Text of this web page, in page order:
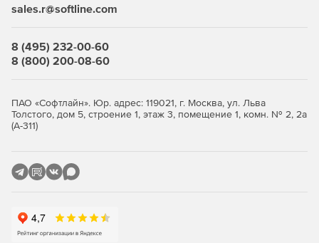
sales.r@softline.com
8 (495) 232-00-60
8 (800) 200-08-60
ПАО «Софтлайн». Юр. адрес: 119021, г. Москва, ул. Льва
Толстого, дом 5, строение 1, этаж 3, помещение 1, комн. № 2, 2а
(А-311)